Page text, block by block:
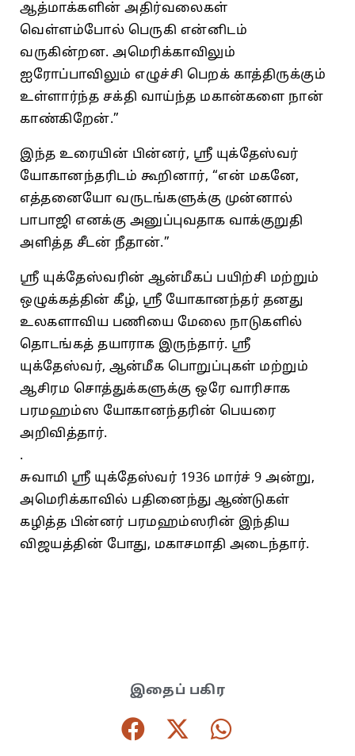
ஆத்மாக்களின் அதிர்வலைகள்
வெள்ளம்போல் பெருகி என்னிடம்
வருகின்றன. அமெரிக்காவிலும்
ஐரோப்பாவிலும் எழுச்சி பெறக் காத்திருக்கும்
உள்ளார்ந்த சக்தி வாய்ந்த மகான்களை நான்
காண்கிறேன்.”
இந்த உரையின் பின்னர், ஸ்ரீ யுக்தேஸ்வர்
யோகானந்தரிடம் கூறினார், “என் மகனே,
எத்தனையோ வருடங்களுக்கு முன்னால்
பாபாஜி எனக்கு அனுப்புவதாக வாக்குறுதி
அளித்த சீடன் நீதான்.”
ஸ்ரீ யுக்தேஸ்வரின் ஆன்மீகப் பயிற்சி மற்றும்
ஒழுக்கத்தின் கீழ், ஸ்ரீ யோகானந்தர் தனது
உலகளாவிய பணியை மேலை நாடுகளில்
தொடங்கத் தயாராக இருந்தார். ஸ்ரீ
யுக்தேஸ்வர், ஆன்மீக பொறுப்புகள் மற்றும்
ஆசிரம சொத்துக்களுக்கு ஒரே வாரிசாக
பரமஹம்ஸ யோகானந்தரின் பெயரை
அறிவித்தார்.
.
சுவாமி ஸ்ரீ யுக்தேஸ்வர் 1936 மார்ச் 9 அன்று,
அமெரிக்காவில் பதினைந்து ஆண்டுகள்
கழித்த பின்னர் பரமஹம்ஸரின் இந்திய
விஜயத்தின் போது, மகாசமாதி அடைந்தார்.
இதைப் பகிர